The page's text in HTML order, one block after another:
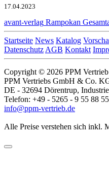
17.04.2023
avant-verlag Rampokan
Startseite News Katalog
Datenschutz AGB Kontakt
Copyright © 2026 PPM Vertrieb
PPM Vertriebs GmbH & Co.
DE - 32694 Dörentrup,
Telefon: +49 - 5265 - 9 55 88
info@ppm-vertrieb.de
Alle Preise verstehen sich inkl.